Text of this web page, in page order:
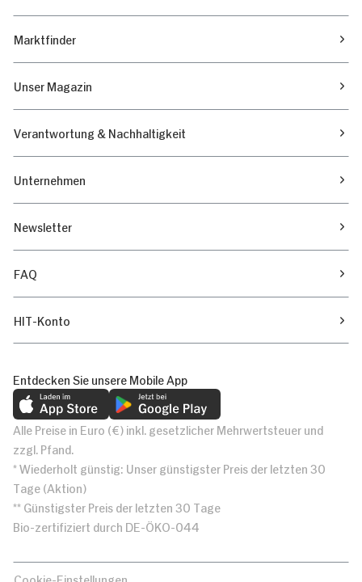
Marktfinder
Unser Magazin
Verantwortung & Nachhaltigkeit
Unternehmen
Newsletter
FAQ
HIT-Konto
Entdecken Sie unsere Mobile App
Alle Preise in Euro (€) inkl. gesetzlicher Mehrwertsteuer und
zzgl. Pfand.
* Wiederholt günstig: Unser günstigster Preis der letzten 30
Tage (Aktion)
** Günstigster Preis der letzten 30 Tage
Bio-zertifiziert durch DE-ÖKO-044
Cookie-Einstellungen